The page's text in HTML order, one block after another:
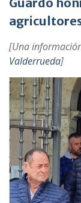
[Una
Valderrueda]